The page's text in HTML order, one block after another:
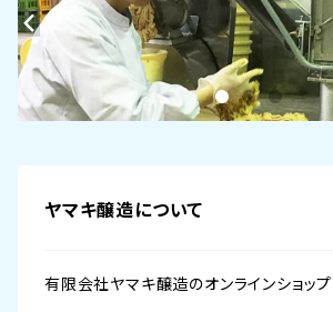
ヤマキ醸造について
有限会社ヤマキ醸造のオンラインショップ